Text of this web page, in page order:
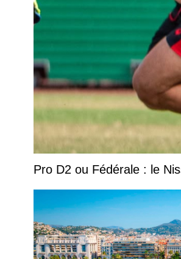
Pro D2 ou Fédérale : le